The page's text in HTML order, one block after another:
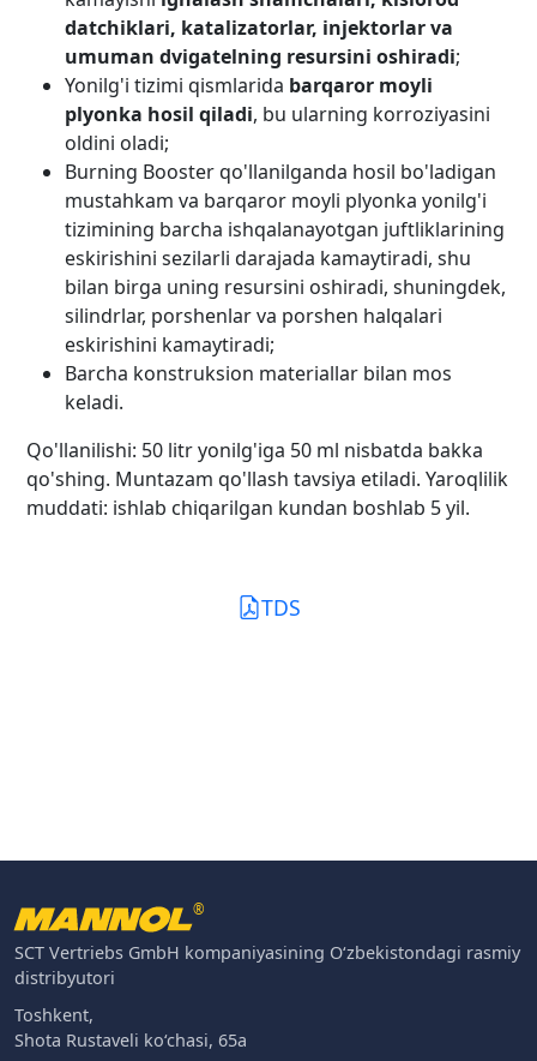
datchiklari, katalizatorlar, injektorlar va
umuman dvigatelning resursini oshiradi;
Yonilg'i tizimi qismlarida barqaror moyli
plyonka hosil qiladi, bu ularning korroziyasini
oldini oladi;
Burning Booster qo'llanilganda hosil bo'ladigan
mustahkam va barqaror moyli plyonka yonilg'i
tizimining barcha ishqalanayotgan juftliklarining
eskirishini sezilarli darajada kamaytiradi, shu
bilan birga uning resursini oshiradi, shuningdek,
silindrlar, porshenlar va porshen halqalari
eskirishini kamaytiradi;
Barcha konstruksion materiallar bilan mos
keladi.
Qo'llanilishi: 50 litr yonilg'iga 50 ml nisbatda bakka
qo'shing. Muntazam qo'llash tavsiya etiladi. Yaroqlilik
muddati: ishlab chiqarilgan kundan boshlab 5 yil.
TDS
®
SCT Vertriebs GmbH kompaniyasining O‘zbekistondagi rasmiy
distribyutori
Toshkent,
Shota Rustaveli ko‘chasi, 65a